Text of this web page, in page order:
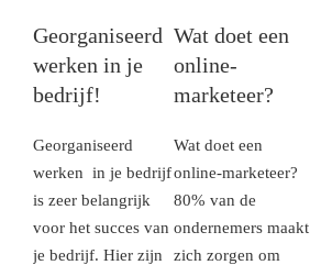
Georganiseerd
werken in je
bedrijf!
Georganiseerd
werken ​ in je bedrijf
is zeer belangrijk
voor het succes van
je bedrijf. Hier zijn
Wat doet een
online-
marketeer?
Wat doet een
online-marketeer?
80% van de
ondernemers maakt
zich zorgen om